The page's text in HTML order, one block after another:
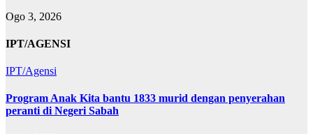
Ogo 3, 2026
IPT/AGENSI
IPT/Agensi
Program Anak Kita bantu 1833 murid dengan penyerahan
peranti di Negeri Sabah